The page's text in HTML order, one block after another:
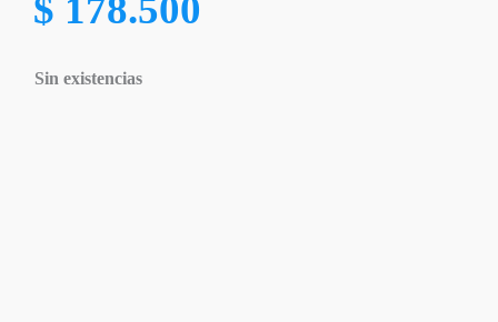
$ 178.500
Sin existencias